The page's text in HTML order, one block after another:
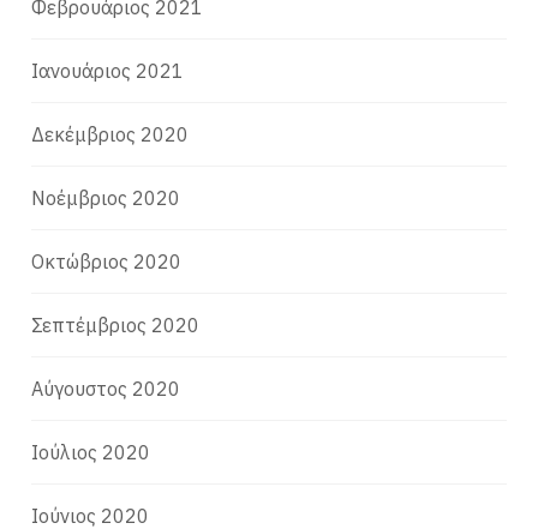
Φεβρουάριος 2021
Ιανουάριος 2021
Δεκέμβριος 2020
Νοέμβριος 2020
Οκτώβριος 2020
Σεπτέμβριος 2020
Αύγουστος 2020
Ιούλιος 2020
Ιούνιος 2020